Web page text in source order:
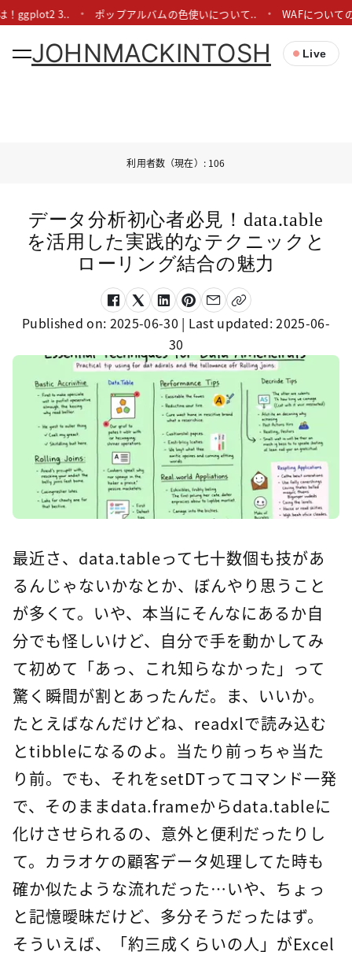
！ggplot2 3.. ポップアルバムの色使いについて.. WAFについて
JOHNMACKINTOSH Live
利用者数（現在）: 106
データ分析初心者必見！data.table
を活用した実践的なテクニックと
ローリング結合の魅力
Published on: 2025-06-30 | Last updated:2025-06-
30
最近さ、data.tableって七十数個も技があ
るんじゃないかなとか、ぼんやり思うこと
が多くて。いや、本当にそんなにあるか自
分でも怪しいけど、自分で手を動かしてみ
て初めて「あっ、これ知らなかった」って
驚く瞬間が割とあったんだ。ま、いいか。
たとえばなんだけどね、readxlで読み込む
とtibbleになるのよ。当たり前っちゃ当た
り前。でも、それをsetDTってコマンド一発
で、そのままdata.frameからdata.tableに
化けさせられるの、意外と便利だったりし
て。カラオケの顧客データ処理してた時も
確か似たような流れだった…いや、ちょっ
と記憶曖昧だけど、多分そうだったはず。
そういえば、「約三成くらいの人」がExcel